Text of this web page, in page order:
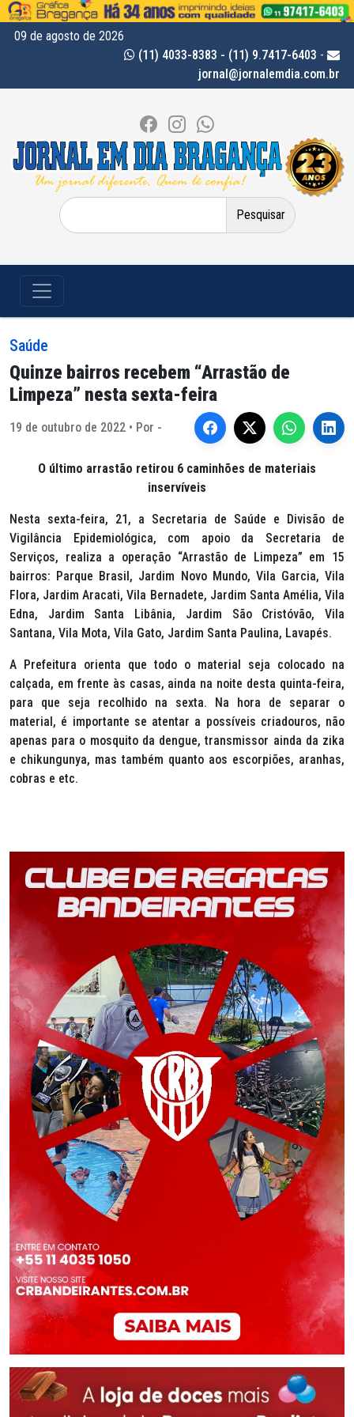
09 de agosto de 2026
(11) 4033-8383 - (11) 9.7417-6403 -
jornal@jornalemdia.com.br
Pesquisar
por:
Saúde
Quinze bairros recebem “Arrastão de
Limpeza” nesta sexta-feira
19 de outubro de 2022 • Por -
O último arrastão retirou 6 caminhões de materiais
inservíveis
Nesta sexta-feira, 21, a Secretaria de Saúde e Divisão de
Vigilância Epidemiológica, com apoio da Secretaria de
Serviços, realiza a operação “Arrastão de Limpeza” em 15
bairros: Parque Brasil, Jardim Novo Mundo, Vila Garcia, Vila
Flora, Jardim Aracati, Vila Bernadete, Jardim Santa Amélia, Vila
Edna, Jardim Santa Libânia, Jardim São Cristóvão, Vila
Santana, Vila Mota, Vila Gato, Jardim Santa Paulina, Lavapés.
A Prefeitura orienta que todo o material seja colocado na
calçada, em frente às casas, ainda na noite desta quinta-feira,
para que seja recolhido na sexta. Na hora de separar o
material, é importante se atentar a possíveis criadouros, não
apenas para o mosquito da dengue, transmissor ainda da zika
e chikungunya, mas também quanto aos escorpiões, aranhas,
cobras e etc.